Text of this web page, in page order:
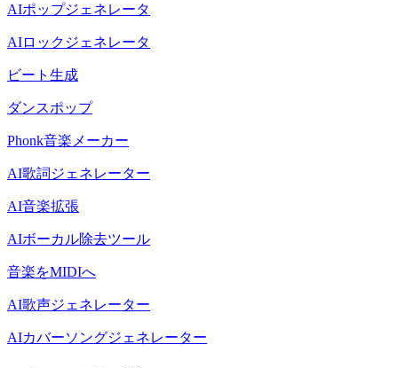
AIポップジェネレータ
AIロックジェネレータ
ビート生成
ダンスポップ
Phonk音楽メーカー
AI歌詞ジェネレーター
AI音楽拡張
AIボーカル除去ツール
音楽をMIDIへ
AI歌声ジェネレーター
AIカバーソングジェネレーター